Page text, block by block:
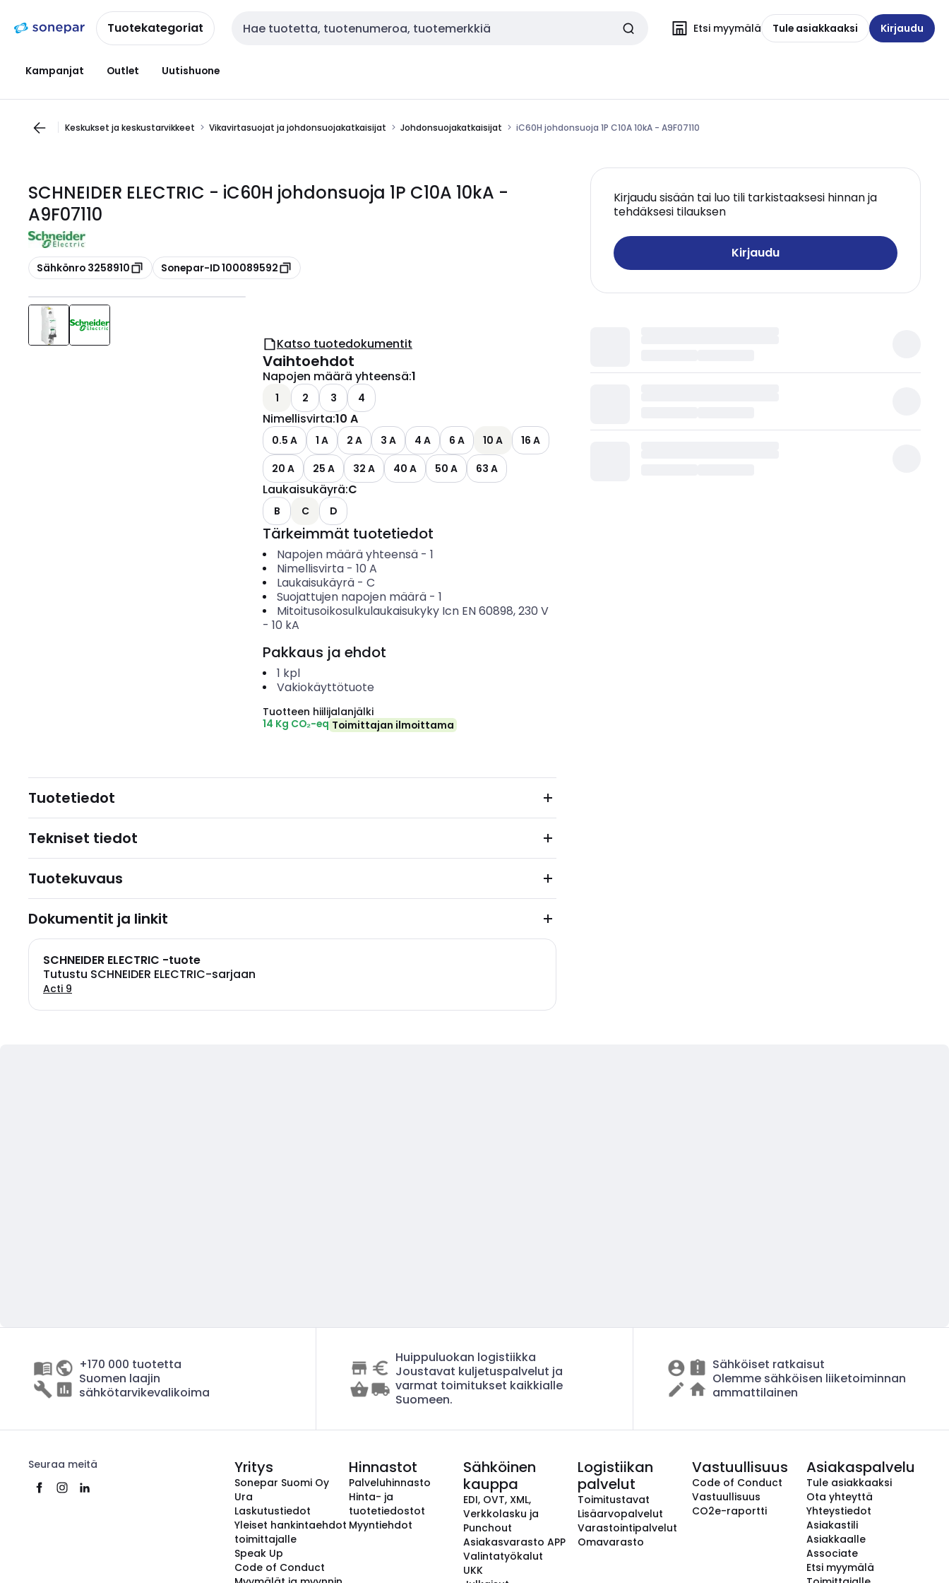
navigointiinsisältöönTuotekategoriat Haku Etsi myymälä Tule asiakkaaksi Kirjaudu
Kampanjat Outlet Uutishuone
Keskukset ja keskustarvikkeet Vikavirtasuojat ja johdonsuojakatkaisijat Johdonsuojakatkaisijat iC60H johdonsuoja 1P C10A 10kA - A9F07110
SCHNEIDER ELECTRIC - iC60H johdonsuoja 1P C10A 10kA -
A9F07110
Kopioi
Sähkönro 3258910 Kopioi
Sonepar-ID 100089592
Kirjaudu sisään tai luo tili tarkistaaksesi hinnan ja
tehdäksesi tilauksen
Kirjaudu
Katso tuotedokumentit
Vaihtoehdot
Napojen määrä yhteensä:1
1 2 3 4
Nimellisvirta:10 A
0.5 A 1 A 2 A 3 A 4 A 6 A 10 A
16 A
20 A
25 A 32 A 40 A 50 A 63 A
Laukaisukäyrä:C
B C D
Tärkeimmät tuotetiedot
Napojen määrä yhteensä- 1
Nimellisvirta- 10 A
Laukaisukäyrä- C
Suojattujen napojen määrä- 1
Mitoitusoikosulkulaukaisukyky Icn EN 60898, 230 V
- 10 kA
Pakkaus ja ehdot
1 kpl
Vakiokäyttötuote
Tuotteen hiilijalanjälki
14 Kg CO₂-eq Toimittajan ilmoittama
Tuotetiedot
Tekniset tiedot
Tuotekuvaus
Dokumentit ja linkit
SCHNEIDER ELECTRIC -tuote
Tutustu SCHNEIDER ELECTRIC-sarjaan
Acti 9
+170 000 tuotetta
Suomen laajin
sähkötarvikevalikoima
Huippuluokan logistiikka
Joustavat kuljetuspalvelut ja
varmat toimitukset kaikkialle
Suomeen.
Sähköiset ratkaisut
Olemme sähköisen liiketoiminnan
ammattilainen
Seuraa meitä Yritys
Sonepar Suomi Oy
Ura
Laskutustiedot
Yleiset hankintaehdot
toimittajalle
Speak Up
Code of Conduct
Hinnastot
Palveluhinnasto
Hinta- ja
tuotetiedostot
Myyntiehdot
Sähköinen
kauppa
EDI, OVT, XML,
Verkkolasku ja
Punchout
Asiakasvarasto APP
Valintatyökalut
UKK
Logistiikan
palvelut
Toimitustavat
Lisäarvopalvelut
Varastointipalvelut
Omavarasto
Vastuullisuus
Code of Conduct
Vastuullisuus
CO2e-raportti
Asiakaspalvelu
Tule asiakkaaksi
Ota yhteyttä
Yhteystiedot
Asiakastili
Asiakkaalle
Associate
Etsi myymälä